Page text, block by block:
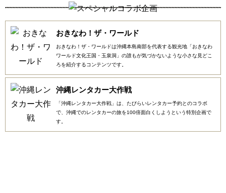
おきなわ！ザ・ワールド
おきなわ！ザ・ワールドは沖縄本島南部を代表する観光地「おきなわ
ワールド文化王国・玉泉洞」の誰もが気づかないような小さな見どこ
ろを紹介するコンテンツです。
沖縄レンタカー大作戦
「沖縄レンタカー大作戦」は、たびらいレンタカー予約とのコラボ
で、沖縄でのレンタカーの旅を100倍面白くしようという特別企画で
す。